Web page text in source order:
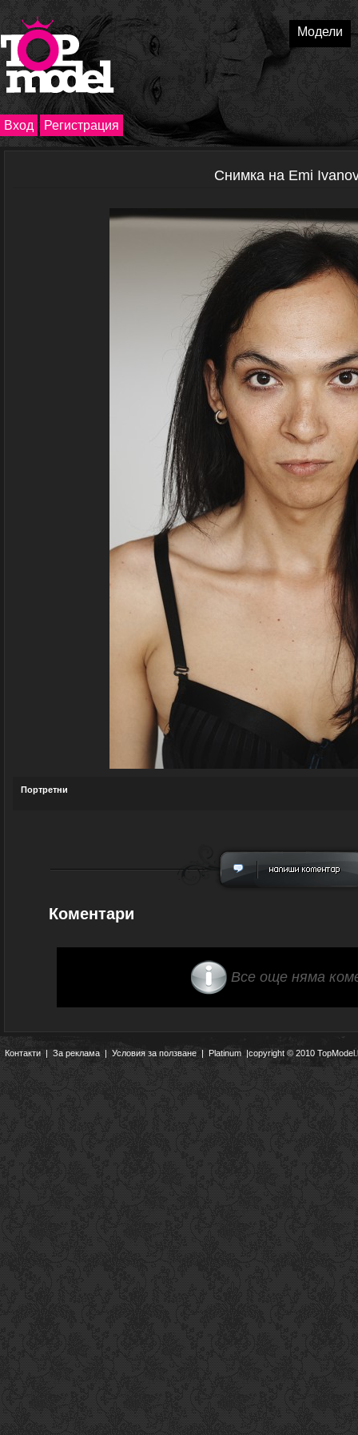
Модели
Вход Регистрация
Снимка на Emi
Портретни
Коментари
Все още няма
Контакти|За реклама | Условия за ползване | Platinum |copyright © 2010